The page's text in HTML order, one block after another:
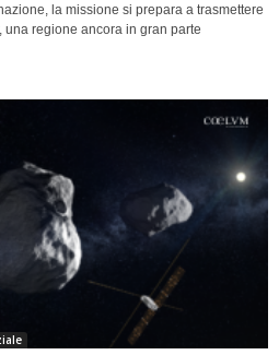
la missione si prepara a trasmettere
regione ancora in gran parte